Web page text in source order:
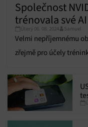
Společnost
trénovala své
YouTube a
Úterý 06. 08. 2024 Samuel
Velmi nepříjemnému
zřejmě pro účely